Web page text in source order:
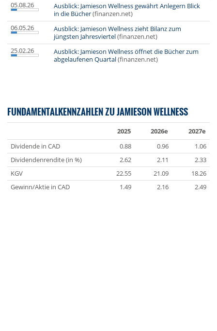
05.08.26
Ausblick: Jamieson Wellness gewährt Anlegern Blick
in die Bücher(finanzen.net)
06.05.26
Ausblick: Jamieson Wellness zieht Bilanz zum
jüngsten Jahresviertel(finanzen.net)
25.02.26
Ausblick: Jamieson Wellness öffnet die Bücher zum
abgelaufenen Quartal(finanzen.net)
FUNDAMENTALKENNZAHLEN ZU JAMIESON WELLNESS
2025 2026e
2027e
Dividende in CAD
0.88 0.96
1.06
Dividendenrendite (in %)
2.62 2.11
2.33
KGV
22.55 21.09
18.26
Gewinn/Aktie in CAD
1.49 2.16 2.49